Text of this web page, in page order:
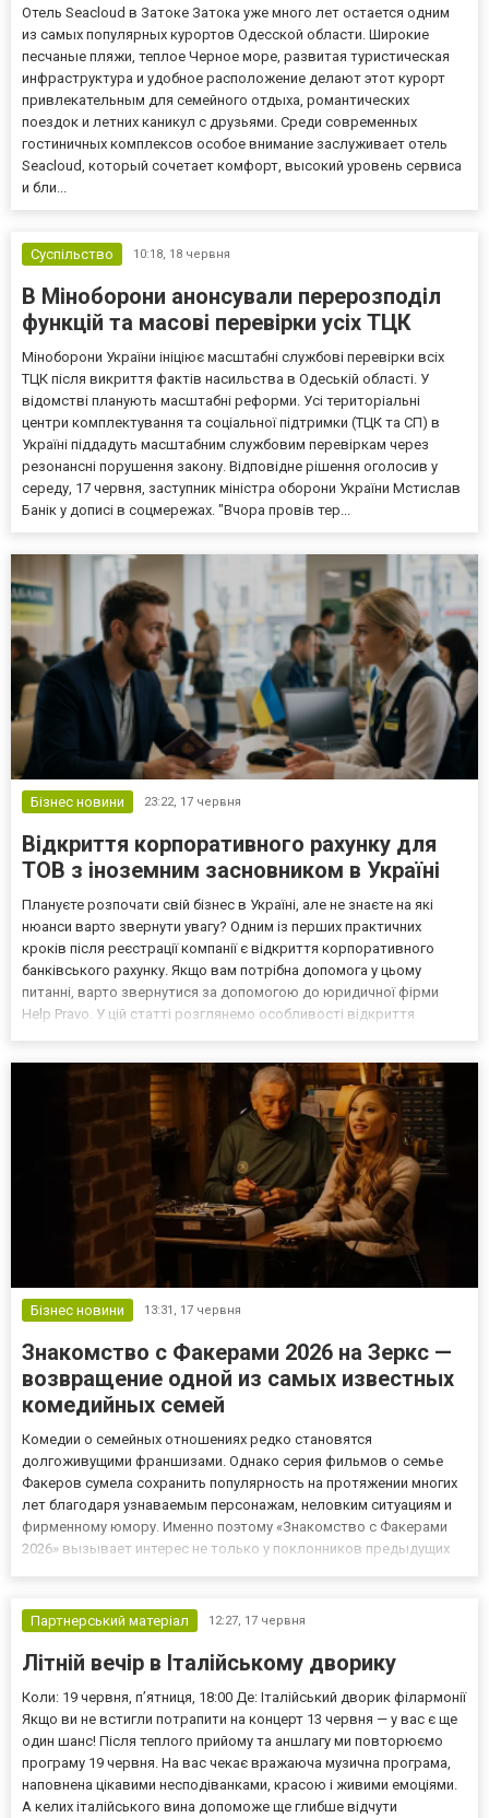
Отель Seacloud в Затоке Затока уже много лет остается одним
из самых популярных курортов Одесской области. Широкие
песчаные пляжи, теплое Черное море, развитая туристическая
инфраструктура и удобное расположение делают этот курорт
привлекательным для семейного отдыха, романтических
поездок и летних каникул с друзьями. Среди современных
гостиничных комплексов особое внимание заслуживает отель
Seacloud, который сочетает комфорт, высокий уровень сервиса
и бли...
Суспільство 10:18, 18 червня
В Міноборони анонсували перерозподіл
функцій та масові перевірки усіх ТЦК
Міноборони України ініціює масштабні службові перевірки всіх
ТЦК після викриття фактів насильства в Одеській області. У
відомстві планують масштабні реформи. Усі територіальні
центри комплектування та соціальної підтримки (ТЦК та СП) в
Україні піддадуть масштабним службовим перевіркам через
резонансні порушення закону. Відповідне рішення оголосив у
середу, 17 червня, заступник міністра оборони України Мстислав
Банік у дописі в соцмережах. "Вчора провів тер...
Бізнес новини 23:22, 17 червня
Відкриття корпоративного рахунку для
ТОВ з іноземним засновником в Україні
Плануєте розпочати свій бізнес в Україні, але не знаєте на які
нюанси варто звернути увагу? Одним із перших практичних
кроків після реєстрації компанії є відкриття корпоративного
банківського рахунку. Якщо вам потрібна допомога у цьому
питанні, варто звернутися за допомогою до юридичної фірми
Help Pravo. У цій статті розглянемо особливості відкриття
Бізнес новини 13:31, 17 червня
Знакомство с Факерами 2026 на Зеркс —
возвращение одной из самых известных
комедийных семей
Комедии о семейных отношениях редко становятся
долгоживущими франшизами. Однако серия фильмов о семье
Факеров сумела сохранить популярность на протяжении многих
лет благодаря узнаваемым персонажам, неловким ситуациям и
фирменному юмору. Именно поэтому «Знакомство с Факерами
2026» вызывает интерес не только у поклонников предыдущих
существования фра...
Партнерський матеріал 12:27, 17 червня
Літній вечір в Італійському дворику
Коли: 19 червня, пʼятниця, 18:00 Де: Італійський дворик філармонії
Якщо ви не встигли потрапити на концерт 13 червня — у вас є ще
один шанс! Після теплого прийому та аншлагу ми повторюємо
програму 19 червня. На вас чекає вражаюча музична програма,
наповнена цікавими несподіванками, красою і живими емоціями.
А келих італійського вина допоможе ще глибше відчути